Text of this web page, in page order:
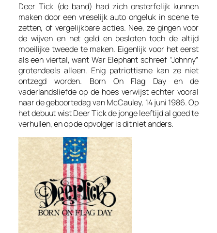
Deer Tick (de band) had zich onsterfelijk kunnen
maken door een vreselijk auto ongeluk in scene te
zetten, of vergelijkbare acties. Nee, ze gingen voor
de wijven en het geld en besloten toch de altijd
moeilijke tweede te maken. Eigenlijk voor het eerst
als een viertal, want War Elephant schreef “Johnny”
grotendeels alleen. Enig patriottisme kan ze niet
ontzegd worden. Born On Flag Day en de
vaderlandsliefde op de hoes verwijst echter vooral
naar de geboortedag van McCauley, 14 juni 1986. Op
het debuut wist Deer Tick de jonge leeftijd al goed te
verhullen, en op de opvolger is dit niet anders.